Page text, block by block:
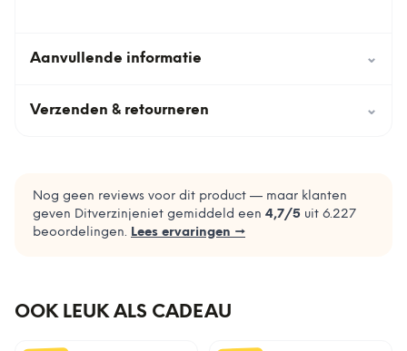
Aanvullende informatie ⌄
Verzenden & retourneren ⌄
Nog geen reviews voor dit product — maar klanten
geven Ditverzinjeniet gemiddeld een 4,7/5 uit 6.227
beoordelingen. Lees ervaringen →
OOK LEUK ALS CADEAU